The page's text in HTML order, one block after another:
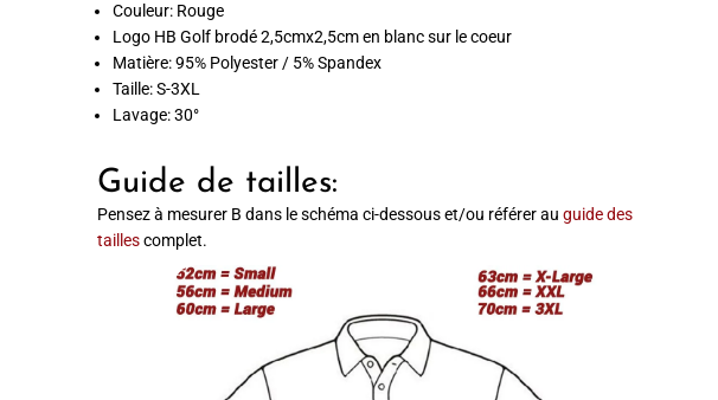
Couleur: Rouge
Logo HB Golf brodé 2,5cmx2,5cm en blanc sur le coeur
Matière: 95% Polyester / 5% Spandex
Taille: S-3XL
Lavage: 30°
Guide de tailles:
Pensez à mesurer B dans le schéma ci-dessous et/ou référer au guide des
taillescomplet.